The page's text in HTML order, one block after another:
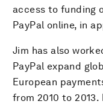
access to funding
PayPal online, in
Jim has also
PayPal expand
European
from 2010 to 2013.